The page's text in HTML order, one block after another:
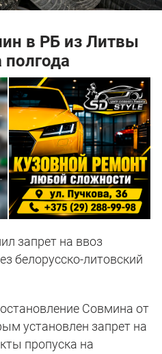
в РБ из Литвы
запрет на ввоз
белорусско-литовский
Совмина от
установлен запрет на
пропуска на